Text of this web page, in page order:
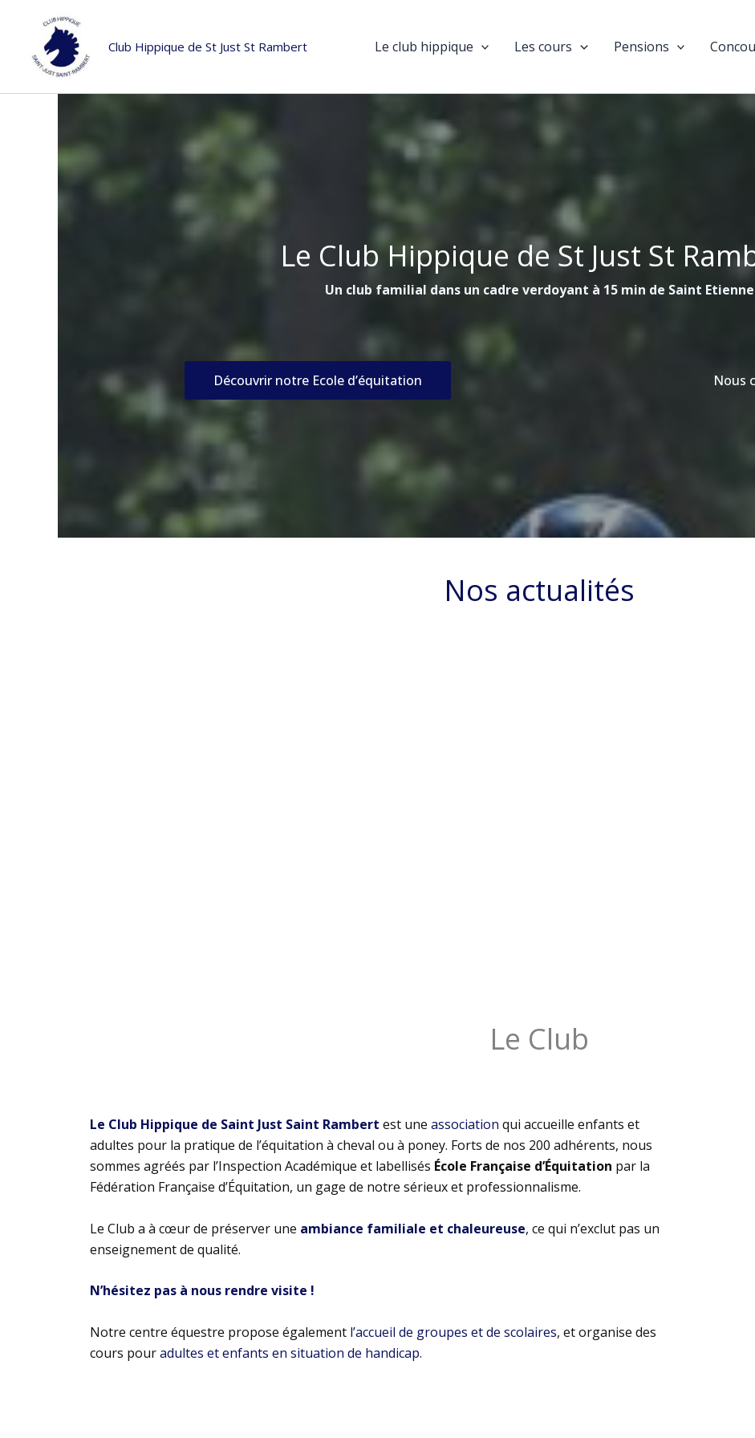
contenu
Club Hippique de St Just St Rambert Le club hippique Les cours Pensions
Le Club Hippique de St Just St
Un club familial dans un cadre verdoyant à 15 min de Saint Etienne
Découvrir notre Ecole d’équitation Nous
Nos actualités
Le Club
Le Club Hippique de Saint Just Saint Rambert est une association qui accueille enfants et
adultes pour la pratique de l’équitation à cheval ou à poney. Forts de nos 200 adhérents, nous
sommes agréés par l’Inspection Académique et labellisés École Française d’Équitation par la
Fédération Française d’Équitation, un gage de notre sérieux et professionnalisme.
Le Club a à cœur de préserver une ambiance familiale et chaleureuse, ce qui n’exclut pas un
enseignement de qualité.
N’hésitez pas à nous rendre visite !
Notre centre équestre propose également l’accueil de groupes et de scolaires, et organise des
cours pouradultes et enfants en situation de handicap.